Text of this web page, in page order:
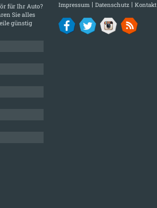
für Ihr Auto?
Sie alles
günstig
Impressum Datenschutz Kontakt